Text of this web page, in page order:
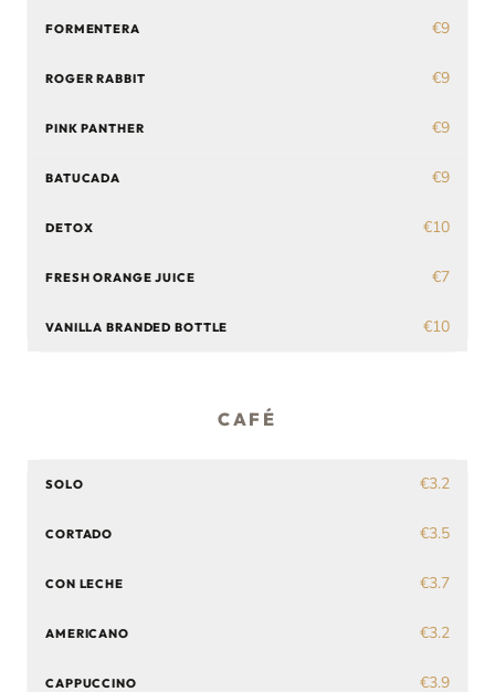
FORMENTERA €9
ROGER RABBIT €9
PINK PANTHER €9
BATUCADA €9
DETOX €10
FRESH ORANGE JUICE €7
VANILLA BRANDED BOTTLE €10
CAFÉ
SOLO €3.2
CORTADO €3.5
CON LECHE €3.7
AMERICANO €3.2
CAPPUCCINO €3.9